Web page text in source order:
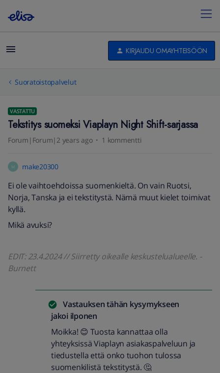
KIRJAUDU OMAYHTEISÖÖN
Suoratoistopalvelut
VASTATTU
Tekstitys suomeksi Viaplayn Night Shift-sarjassa
Forum|Forum|2 years ago 1 kommentti
M make20300
Ei ole vaihtoehdoissa suomenkieltä. On vain Ruotsi,
Norja, Tanska ja ei tekstitystä. Nämä muut kielet toimivat
kyllä.
Mikä avuksi?
EDIT: 23.4.2024 // Siirretty oikealle keskustelualueelle. -
Burnett
Vastauksen tähän kysymykseen
jakoi ilponen
Moikka! 😊 Tuosta kannattaa olla
yhteyksissä Viaplayn asiakaspalveluun ja
tiedustella että onko tuohon tulossa
suomenkilistä tekstitystä. 🤔